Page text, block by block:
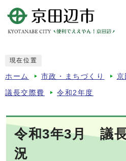
現在位置
ホーム 市政・まちづくり 京
議長交際費 令和2年度
令和3年3月 議
況